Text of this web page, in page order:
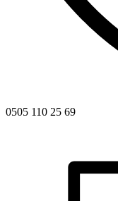
0505 110 25 69